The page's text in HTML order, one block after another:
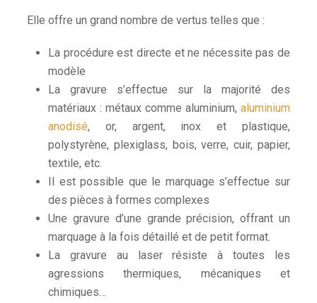
Elle offre un grand nombre de vertus telles que :
La procédure est directe et ne nécessite pas de
modèle
La gravure s’effectue sur la majorité des
matériaux : métaux comme aluminium, aluminium
anodisé, or, argent, inox et plastique,
polystyrène, plexiglass, bois, verre, cuir, papier,
textile, etc.
Il est possible que le marquage s’effectue sur
des pièces à formes complexes
Une gravure d’une grande précision, offrant un
marquage à la fois détaillé et de petit format.
La gravure au laser résiste à toutes les
agressions thermiques, mécaniques et
chimiques…